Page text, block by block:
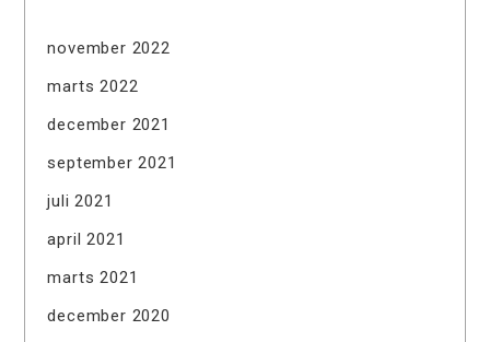
november 2022
marts 2022
december 2021
september 2021
juli 2021
april 2021
marts 2021
december 2020